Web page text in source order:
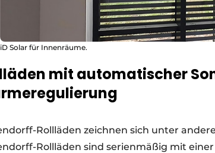
iD Solar für Innenräume.
mit automatischer
Rollläden zeichnen sich unter
Rollläden sind serienmäßig mit